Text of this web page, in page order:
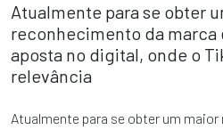
Atualmente para se obter
reconhecimento da marca
aposta no digital, onde o
relevância
Atualmente para se obter um